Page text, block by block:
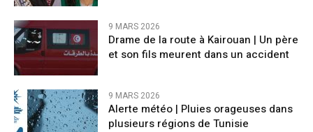
9 MARS 2026
Drame de la route à Kairouan | Un père
et son fils meurent dans un accident
9 MARS 2026
Alerte météo | Pluies orageuses dans
plusieurs régions de Tunisie